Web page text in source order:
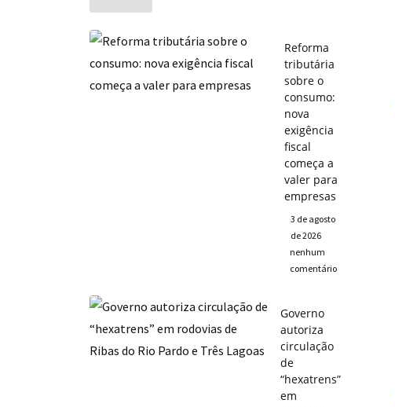
Reforma
tributária
sobre o
consumo:
nova
exigência
fiscal
começa a
valer para
empresas
3 de agosto
de 2026
nenhum
comentário
Governo
autoriza
circulação
de
“hexatrens”
em